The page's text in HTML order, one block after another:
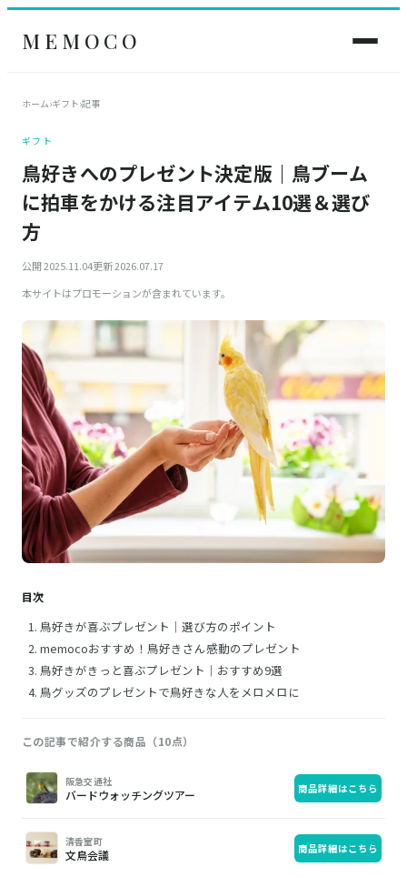
MEMOCO
ホーム›ギフト›記事
ギフト
鳥好きへのプレゼント決定版｜鳥ブーム
に拍車をかける注目アイテム10選＆選び
方
公開 2025.11.04更新 2026.07.17
本サイトはプロモーションが含まれています。
目次
鳥好きが喜ぶプレゼント｜選び方のポイント
memocoおすすめ！鳥好きさん感動のプレゼント
鳥好きがきっと喜ぶプレゼント｜おすすめ9選
鳥グッズのプレゼントで鳥好きな人をメロメロに
この記事で紹介する商品（10点）
画
像
商
品
購
入
阪急交通社
バードウォッチングツアー 商品詳細はこちら
清香室町
文鳥会議 商品詳細はこちら